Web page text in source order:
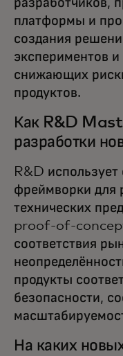
разработчиков,
платформы и
создания
экспериментов
снижающих
продуктов.
Как R&D
разработки
R&D
фреймворки для
технических
proof-of-concept
соответствия
продукты
безопасности,
На каких